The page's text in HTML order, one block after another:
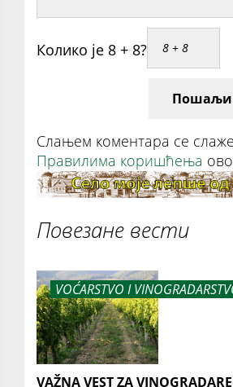
Колико је 8 + 8?
Пошаљи
Слањем коментара се
Правилима коришћења
Повезане вести
VOĆARSTVO I
VAŽNA VEST ZA